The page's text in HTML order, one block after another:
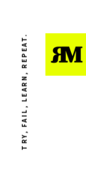
TRY, FAIL, LEARN, REPEAT.